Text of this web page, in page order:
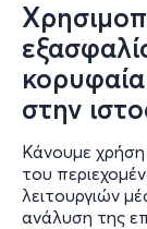
στην
Κάνουμε
του
λειτουργιών
ανάλυση της
Υποστήριξη
Stay